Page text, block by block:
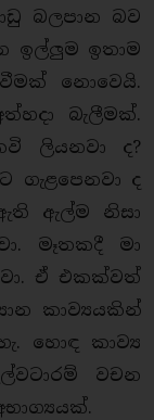
බලපාන බව
ඉල්ලුම ඉතාම
නොවෙයි.
බැලීමක්.
ලියනවා ද?
ද
ඇල්ම නිසා
මෑතකදී මා
ඒ එකක්වත්
කාව්‍යයකින්
හොඳ කාව්‍ය
වචන